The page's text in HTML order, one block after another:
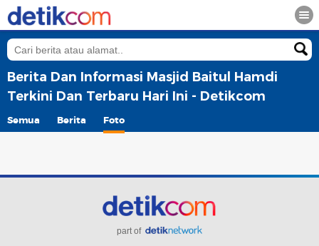
Berita Dan Informasi Masjid Baitul Hamdi
Terkini Dan Terbaru Hari Ini - Detikcom
Semua Berita Foto
part of